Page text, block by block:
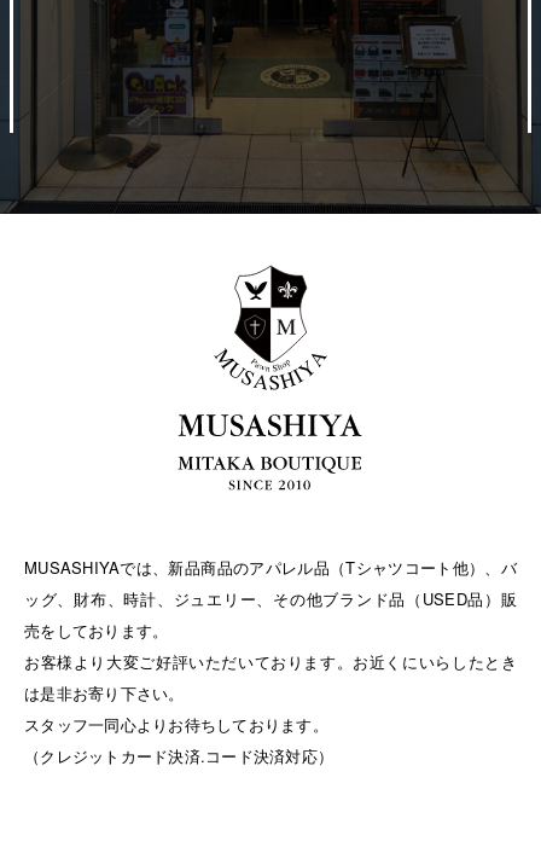
MUSASHIYAでは、新品商品のアパレル品（Tシャツコート他）、バ
ッグ、財布、時計、ジュエリー、その他ブランド品（USED品）販
売をしております。
お客様より大変ご好評いただいております。お近くにいらしたとき
は是非お寄り下さい。
スタッフ一同心よりお待ちしております。
（クレジットカード決済.コード決済対応）